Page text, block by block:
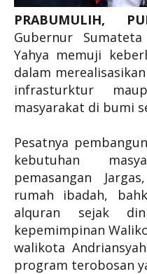
PRABUMULIH,
Gubernur
Yahya memuji
dalam
infrasturktur
masyarakat di bumi
Pesatnya
kebutuhan
pemasangan
rumah ibadah,
alquran sejak
kepemimpinan
walikota
program terobosan